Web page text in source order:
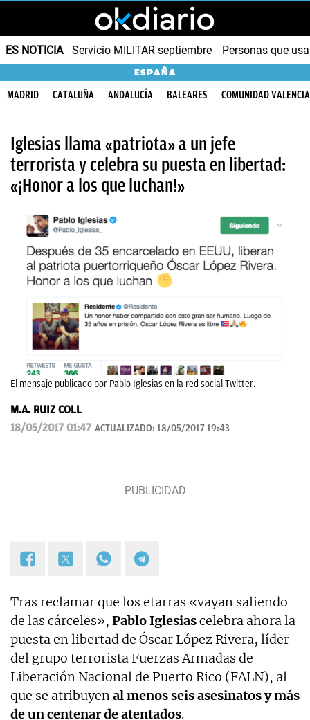
ES NOTICIA Servicio MILITAR septiembre Personas que
ESPAÑA
MADRID CATALUÑA ANDALUCÍA BALEARES COMUNIDAD
Iglesias llama «patriota» a un jefe
terrorista y celebra su puesta en libertad:
«¡Honor a los que luchan!»
El mensaje publicado por Pablo Iglesias en la red social Twitter.
M.A. RUIZ COLL
18/05/2017 01:47 ACTUALIZADO: 18/05/2017 19:43
Tras reclamar que los etarras «vayan saliendo
de las cárceles», Pablo Iglesiascelebra ahora la
puesta en libertad de Óscar López Rivera, líder
del grupo terrorista Fuerzas Armadas de
Liberación Nacional de Puerto Rico (FALN), al
que se atribuyenal menos seis asesinatos y más
de un centenar de atentados.